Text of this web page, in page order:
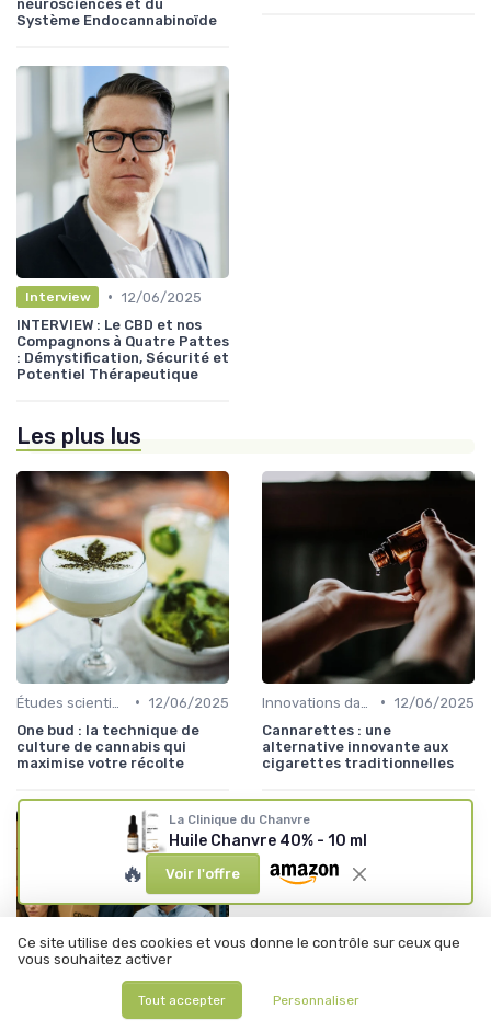
neurosciences et du
Système Endocannabinoïde
Interview • 12/06/2025
INTERVIEW : Le CBD et nos
Compagnons à Quatre Pattes
: Démystification, Sécurité et
Potentiel Thérapeutique
Les plus lus
• 12/06/2025
One bud : la technique de
culture de cannabis qui
maximise votre récolte
• 12/06/2025
Cannarettes : une
alternative innovante aux
cigarettes traditionnelles
La Clinique du Chanvre
Huile Chanvre 40% - 10 ml
🔥 Voir l'offre
Ce site utilise des cookies et vous donne le contrôle sur ceux que
vous souhaitez activer
Tout accepter Personnaliser